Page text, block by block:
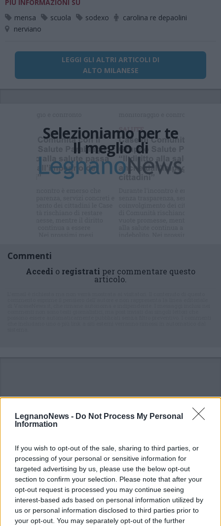
LegnanoNews - Do Not Process My Personal
Information
If you wish to opt-out of the sale, sharing to third parties, or
processing of your personal or sensitive information for
targeted advertising by us, please use the below opt-out
section to confirm your selection. Please note that after your
opt-out request is processed you may continue seeing
interest-based ads based on personal information utilized by
us or personal information disclosed to third parties prior to
your opt-out. You may separately opt-out of the further
PIÙ INFORMAZIONI SU
mensa
scuola sodexo
carolina re depaolini
nerviano
LEGGI GLI ALTRI ARTICOLI DI
ALTO MILANESE
Selezioniamo per te
Il meglio di
Commenti
Accedi o registrati per commentare questo
articolo.
ALTRE NOTIZIE DI NERVIANO